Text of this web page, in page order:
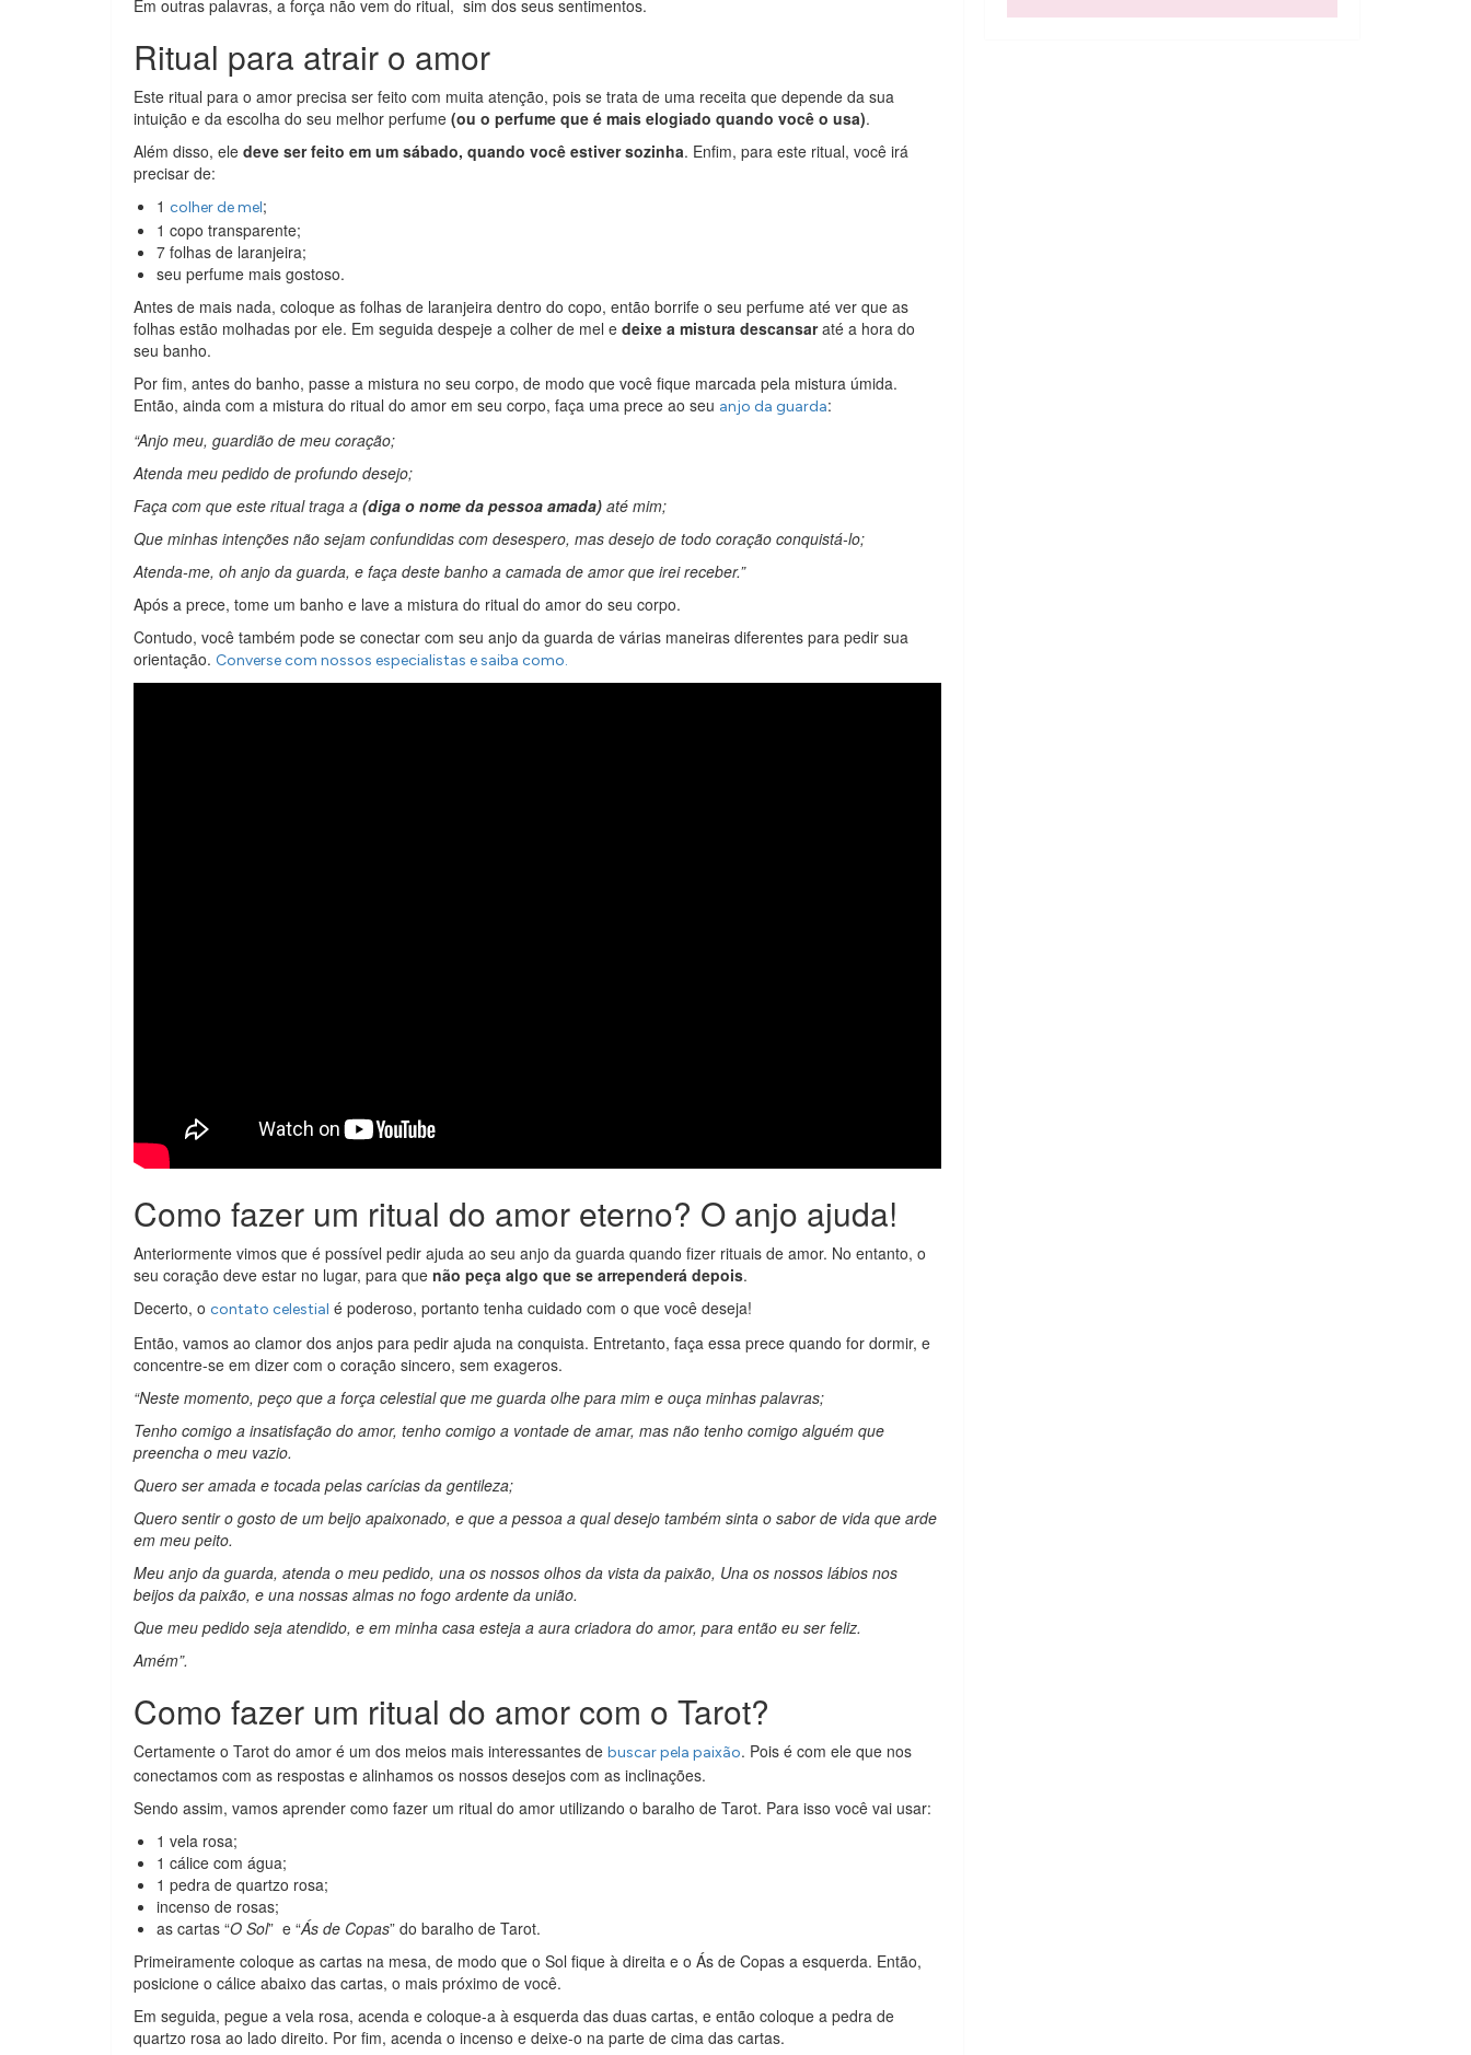
Em outras palavras, a força não vem do ritual, sim dos seus sentimentos.
Ritual para atrair o amor
Este ritual para o amor precisa ser feito com muita atenção, pois se trata de uma receita que depende da sua
intuição e da escolha do seu melhor perfume (ou o perfume que é mais elogiado quando você o usa).
Além disso, ele deve ser feito em um sábado, quando você estiver sozinha. Enfim, para este ritual, você irá
precisar de:
1 colher de mel;
1 copo transparente;
7 folhas de laranjeira;
seu perfume mais gostoso.
Antes de mais nada, coloque as folhas de laranjeira dentro do copo, então borrife o seu perfume até ver que as
folhas estão molhadas por ele. Em seguida despeje a colher de mel e deixe a mistura descansaraté a hora do
seu banho.
Por fim, antes do banho, passe a mistura no seu corpo, de modo que você fique marcada pela mistura úmida.
Então, ainda com a mistura do ritual do amor em seu corpo, faça uma prece ao seu anjo da guarda:
“Anjo meu, guardião de meu coração;
Atenda meu pedido de profundo desejo;
Faça com que este ritual traga a (diga o nome da pessoa amada) até mim;
Que minhas intenções não sejam confundidas com desespero, mas desejo de todo coração conquistá-lo;
Atenda-me, oh anjo da guarda, e faça deste banho a camada de amor que irei receber.”
Após a prece, tome um banho e lave a mistura do ritual do amor do seu corpo.
Contudo, você também pode se conectar com seu anjo da guarda de várias maneiras diferentes para pedir sua
orientação. Converse com nossos especialistas e saiba como.
Como fazer um ritual do amor eterno? O anjo ajuda!
Anteriormente vimos que é possível pedir ajuda ao seu anjo da guarda quando fizer rituais de amor. No entanto, o
seu coração deve estar no lugar, para que não peça algo que se arrependerá depois.
Decerto, o contato celestial é poderoso, portanto tenha cuidado com o que você deseja!
Então, vamos ao clamor dos anjos para pedir ajuda na conquista. Entretanto, faça essa prece quando for dormir, e
concentre-se em dizer com o coração sincero, sem exageros.
“Neste momento, peço que a força celestial que me guarda olhe para mim e ouça minhas palavras;
Tenho comigo a insatisfação do amor, tenho comigo a vontade de amar, mas não tenho comigo alguém que
preencha o meu vazio.
Quero ser amada e tocada pelas carícias da gentileza;
Quero sentir o gosto de um beijo apaixonado, e que a pessoa a qual desejo também sinta o sabor de vida que arde
em meu peito.
Meu anjo da guarda, atenda o meu pedido, una os nossos olhos da vista da paixão, Una os nossos lábios nos
beijos da paixão, e una nossas almas no fogo ardente da união.
Que meu pedido seja atendido, e em minha casa esteja a aura criadora do amor, para então eu ser feliz.
Amém”.
Como fazer um ritual do amor com o Tarot?
Certamente o Tarot do amor é um dos meios mais interessantes de buscar pela paixão. Pois é com ele que nos
conectamos com as respostas e alinhamos os nossos desejos com as inclinações.
Sendo assim, vamos aprender como fazer um ritual do amor utilizando o baralho de Tarot. Para isso você vai usar:
1 vela rosa;
1 cálice com água;
1 pedra de quartzo rosa;
incenso de rosas;
as cartas “O Sol” e “Ás de Copas” do baralho de Tarot.
Primeiramente coloque as cartas na mesa, de modo que o Sol fique à direita e o Ás de Copas a esquerda. Então,
posicione o cálice abaixo das cartas, o mais próximo de você.
Em seguida, pegue a vela rosa, acenda e coloque-a à esquerda das duas cartas, e então coloque a pedra de
quartzo rosa ao lado direito. Por fim, acenda o incenso e deixe-o na parte de cima das cartas.